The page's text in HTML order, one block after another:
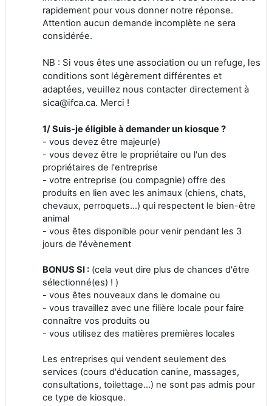
rapidement pour vous donner notre réponse.
Attention aucun demande incomplète ne sera
considérée.
NB : Si vous êtes une association ou un refuge, les
conditions sont légèrement différentes et
adaptées, veuillez nous contacter directement à
sica@ifca.ca. Merci !
1/ Suis-je éligible à demander un kiosque ?
- vous devez être majeur(e)
- vous devez être le propriétaire ou l'un des
propriétaires de l'entreprise
- votre entreprise (ou compagnie) offre des
produits en lien avec les animaux (chiens, chats,
chevaux, perroquets...) qui respectent le bien-être
animal
- vous êtes disponible pour venir pendant les 3
jours de l'évènement
BONUS SI : (cela veut dire plus de chances d'être
sélectionné(es) ! )
- vous êtes nouveaux dans le domaine ou
- vous travaillez avec une filière locale pour faire
connaître vos produits ou
- vous utilisez des matières premières locales
Les entreprises qui vendent seulement des
services (cours d'éducation canine, massages,
consultations, toilettage...) ne sont pas admis pour
ce type de kiosque.